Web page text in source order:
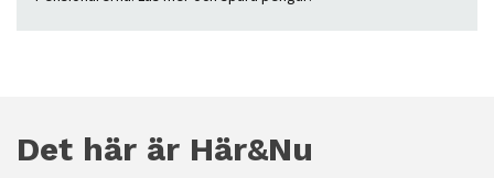
Det här är Här&Nu